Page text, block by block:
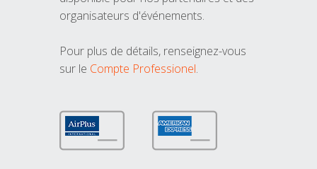
organisateurs d'événements.
Pour plus de détails, renseignez-vous
sur le Compte Professionel.